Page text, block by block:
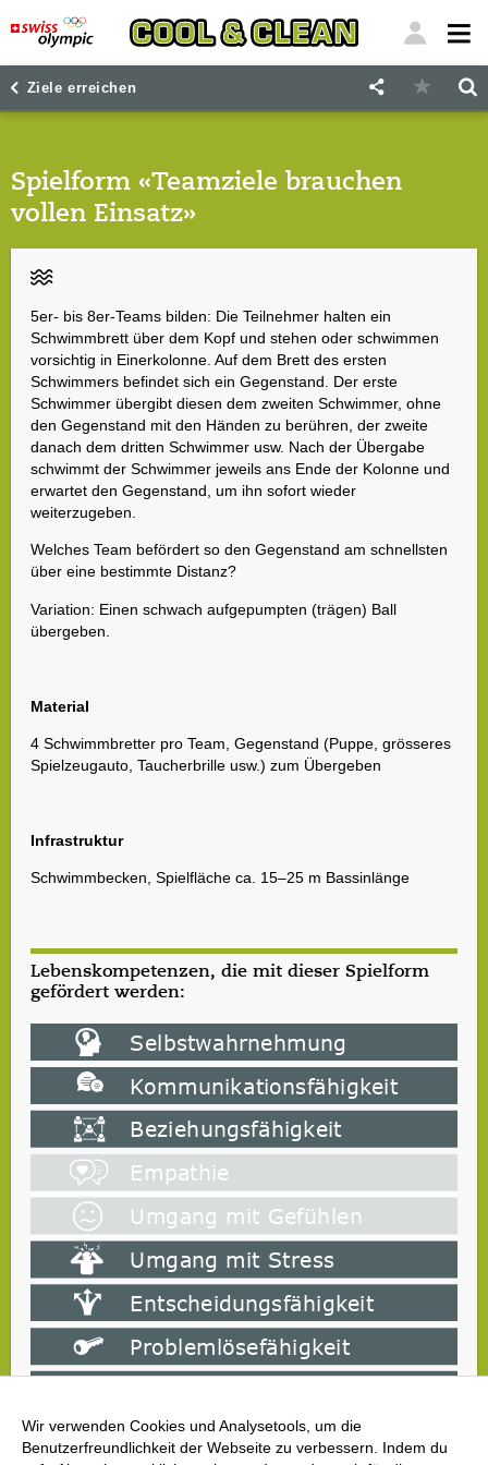
Ziele erreichen
Spielform «Teamziele brauchen
vollen Einsatz»
5er- bis 8er-Teams bilden: Die Teilnehmer halten ein
Schwimmbrett über dem Kopf und stehen oder schwimmen
vorsichtig in Einerkolonne. Auf dem Brett des ersten
Schwimmers befindet sich ein Gegenstand. Der erste
Schwimmer übergibt diesen dem zweiten Schwimmer, ohne
den Gegenstand mit den Händen zu berühren, der zweite
danach dem dritten Schwimmer usw. Nach der Übergabe
schwimmt der Schwimmer jeweils ans Ende der Kolonne und
erwartet den Gegenstand, um ihn sofort wieder
weiterzugeben.
Welches Team befördert so den Gegenstand am schnellsten
über eine bestimmte Distanz?
Variation: Einen schwach aufgepumpten (trägen) Ball
übergeben.
Material
4 Schwimmbretter pro Team, Gegenstand (Puppe, grösseres
Spielzeugauto, Taucherbrille usw.) zum Übergeben
Infrastruktur
Schwimmbecken, Spielfläche ca. 15–25 m Bassinlänge
Lebenskompetenzen, die mit dieser Spielform
gefördert werden:
Wir verwenden Cookies und Analysetools, um die
Benutzerfreundlichkeit der Webseite zu verbessern. Indem du